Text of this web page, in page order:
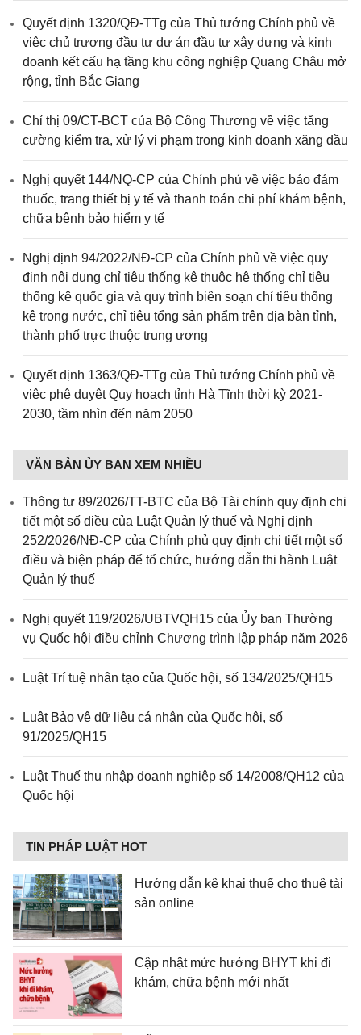
Quảng Ngãi
Quảng Ninh
Quảng Trị
Sóc Trăng
Sơn La
Thừa Thiên Huế
Tiền Giang
Trà Vinh
Tuyên Quang
Thái Nguyên
TP.Huế
Vĩnh Long
Yên Bái
Quyết định 1320/QĐ-TTg của Thủ tướng Chính phủ về
việc chủ trương đầu tư dự án đầu tư xây dựng và kinh
doanh kết cấu hạ tầng khu công nghiệp Quang Châu mở
rộng, tỉnh Bắc Giang
Chỉ thị 09/CT-BCT của Bộ Công Thương về việc tăng
cường kiểm tra, xử lý vi phạm trong kinh doanh xăng dầu
Nghị quyết 144/NQ-CP của Chính phủ về việc bảo đảm
thuốc, trang thiết bị y tế và thanh toán chi phí khám bệnh,
chữa bệnh bảo hiểm y tế
Nghị định 94/2022/NĐ-CP của Chính phủ về việc quy
định nội dung chỉ tiêu thống kê thuộc hệ thống chỉ tiêu
thống kê quốc gia và quy trình biên soạn chỉ tiêu thống
kê trong nước, chỉ tiêu tổng sản phẩm trên địa bàn tỉnh,
thành phố trực thuộc trung ương
Quyết định 1363/QĐ-TTg của Thủ tướng Chính phủ về
việc phê duyệt Quy hoạch tỉnh Hà Tĩnh thời kỳ 2021-
2030, tầm nhìn đến năm 2050
VĂN BẢN ỦY BAN XEM NHIỀU
Thông tư 89/2026/TT-BTC của Bộ Tài chính quy định chi
tiết một số điều của Luật Quản lý thuế và Nghị định
252/2026/NĐ-CP của Chính phủ quy định chi tiết một số
điều và biện pháp để tổ chức, hướng dẫn thi hành Luật
Quản lý thuế
Nghị quyết 119/2026/UBTVQH15 của Ủy ban Thường
vụ Quốc hội điều chỉnh Chương trình lập pháp năm 2026
Luật Trí tuệ nhân tạo của Quốc hội, số 134/2025/QH15
Luật Bảo vệ dữ liệu cá nhân của Quốc hội, số
91/2025/QH15
Luật Thuế thu nhập doanh nghiệp số 14/2008/QH12 của
Quốc hội
TIN PHÁP LUẬT HOT
Hướng dẫn kê khai thuế cho thuê tài
sản online
Cập nhật mức hưởng BHYT khi đi
khám, chữa bệnh mới nhất